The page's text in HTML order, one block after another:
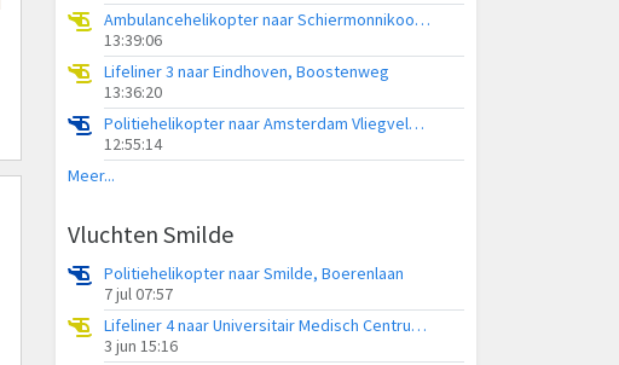
Ambulancehelikopter naar Schiermonnikoog Heliport
13:39:06
Lifeliner 3 naar Eindhoven, Boostenweg
13:36:20
Politiehelikopter naar Amsterdam Vliegveld Schiphol
12:55:14
Meer...
Vluchten Smilde
Politiehelikopter naar Smilde, Boerenlaan
7 jul 07:57
Lifeliner 4 naar Universitair Medisch Centrum Groningen
3 jun 15:16